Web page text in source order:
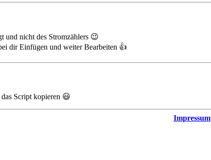
und nicht des Stromzählers 😉
dir Einfügen und weiter Bearbeiten 👍️
Script kopieren 😃
Impressum